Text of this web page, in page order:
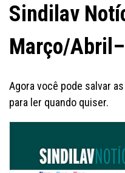
Sindilav
Março/
Agora você pode salvar
para ler quando quiser.